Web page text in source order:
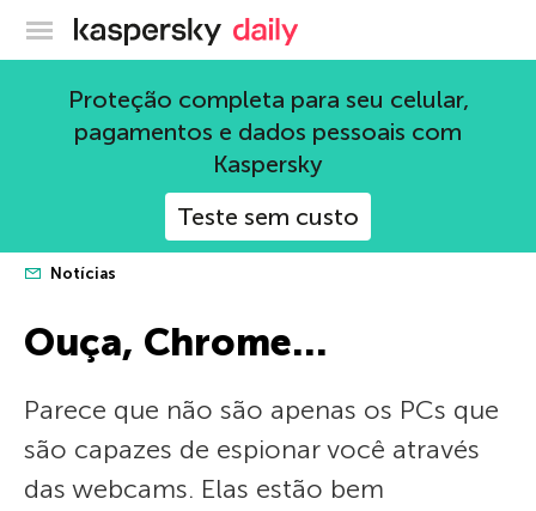
Blog oficial da Kaspersky
Proteção completa para seu celular,
pagamentos e dados pessoais com
Kaspersky
Teste sem custo
Notícias
Ouça, Chrome…
Parece que não são apenas os PCs que
são capazes de espionar você através
das webcams. Elas estão bem